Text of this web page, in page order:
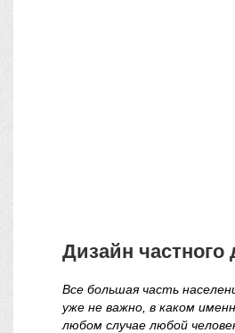
Дизайн
Все большая часть
уже не важно, в каком
любом случае любой